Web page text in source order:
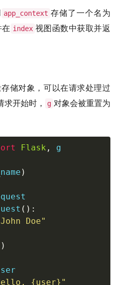
app_context 存储了一个名为
index 视图函数中获取并返
储对象，可以在请求处理过
开始时，
g 对象会被重置为
Flask , g
)
( ) :
Doe"
)
{user} "